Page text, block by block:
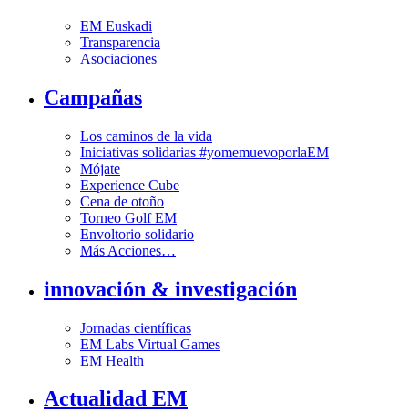
EM Euskadi
Transparencia
Asociaciones
Campañas
Los caminos de la vida
Iniciativas solidarias #yomemuevoporlaEM
Mójate
Experience Cube
Cena de otoño
Torneo Golf EM
Envoltorio solidario
Más Acciones…
innovación & investigación
Jornadas científicas
EM Labs Virtual Games
EM Health
Actualidad EM